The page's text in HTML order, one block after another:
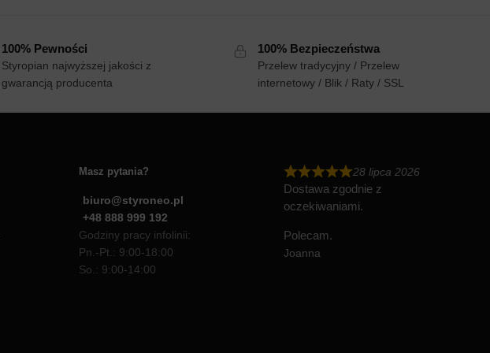
100% Pewności
Styropian najwyższej jakości z
gwarancją producenta
100% Bezpieczeństwa
Przelew tradycyjny / Przelew
internetowy / Blik / Raty / SSL
Masz pytania?
biuro@styroneo.pl
+48 888 999 192
Godziny pracy infolinii:
Pn.-Pt.: 9:00-18:00
So.: 9:00-14:00
28 lipca 2026
Dostawa zgodnie z
oczekiwaniami.
Polecam.
Joanna